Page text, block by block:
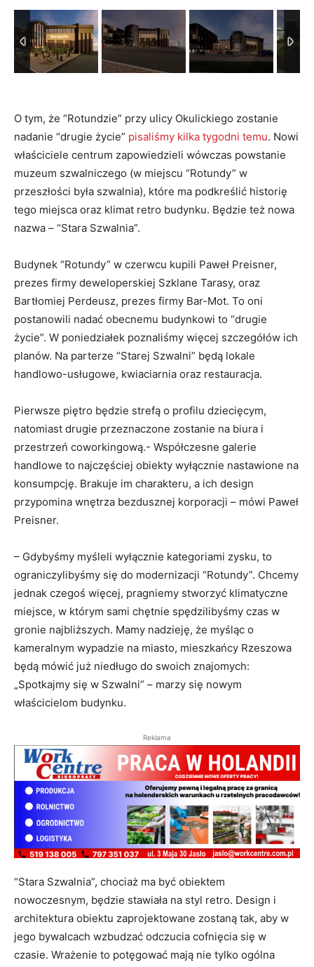
O tym, że “Rotundzie” przy ulicy Okulickiego zostanie
nadanie “drugie życie” pisaliśmy kilka tygodni temu. Nowi
właściciele centrum zapowiedzieli wówczas powstanie
muzeum szwalniczego (w miejscu “Rotundy” w
przeszłości była szwalnia), które ma podkreślić historię
tego miejsca oraz klimat retro budynku. Będzie też nowa
nazwa – “Stara Szwalnia”.
Budynek “Rotundy” w czerwcu kupili Paweł Preisner,
prezes firmy deweloperskiej Szklane Tarasy, oraz
Bartłomiej Perdeusz, prezes firmy Bar-Mot. To oni
postanowili nadać obecnemu budynkowi to “drugie
życie”. W poniedziałek poznaliśmy więcej szczegółów ich
planów. Na parterze “Starej Szwalni” będą lokale
handlowo-usługowe, kwiaciarnia oraz restauracja.
Pierwsze piętro będzie strefą o profilu dziecięcym,
natomiast drugie przeznaczone zostanie na biura i
przestrzeń coworkingową.- Współczesne galerie
handlowe to najczęściej obiekty wyłącznie nastawione na
konsumpcję. Brakuje im charakteru, a ich design
przypomina wnętrza bezdusznej korporacji – mówi Paweł
Preisner.
– Gdybyśmy myśleli wyłącznie kategoriami zysku, to
ograniczylibyśmy się do modernizacji “Rotundy”. Chcemy
jednak czegoś więcej, pragniemy stworzyć klimatyczne
miejsce, w którym sami chętnie spędzilibyśmy czas w
gronie najbliższych. Mamy nadzieję, że myśląc o
kameralnym wypadzie na miasto, mieszkańcy Rzeszowa
będą mówić już niedługo do swoich znajomych:
„Spotkajmy się w Szwalni” – marzy się nowym
właścicielom budynku.
Reklama
“Stara Szwalnia”, chociaż ma być obiektem
nowoczesnym, będzie stawiała na styl retro. Design i
architektura obiektu zaprojektowane zostaną tak, aby w
jego bywalcach wzbudzać odczucia cofnięcia się w
czasie. Wrażenie to potęgować mają nie tylko ogólna